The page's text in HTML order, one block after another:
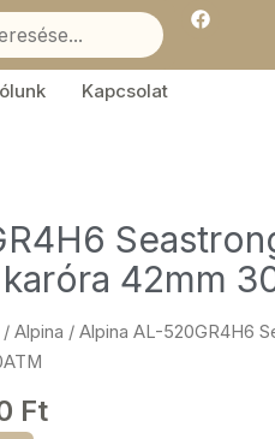
F
a
e
Kapcsolat
42mm
/ Alpina / Alpina AL-520GR4H6
Ft